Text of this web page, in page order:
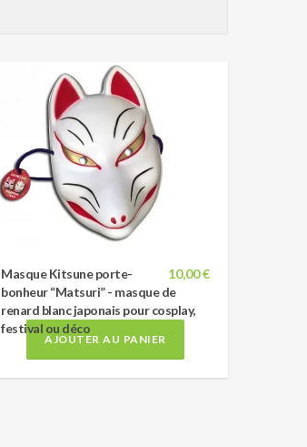
10,00 €
Masque Kitsune porte-
bonheur “Matsuri” - masque de
renard blanc japonais pour cosplay,
festival ou déco
AJOUTER AU PANIER